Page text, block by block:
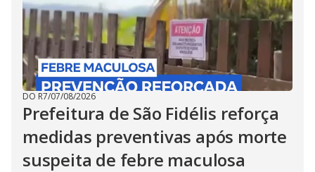
DO R7/07/08/2026
Prefeitura de São Fidélis reforça
medidas preventivas após morte
suspeita de febre maculosa